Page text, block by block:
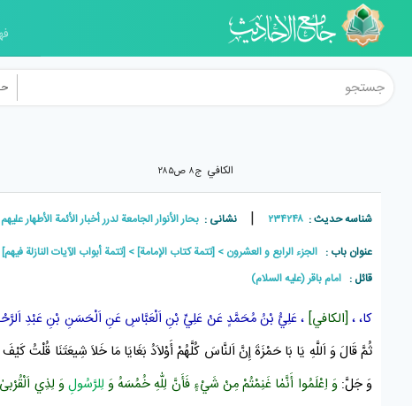
الکافي ج۸ ص۲۸۵
شناسه حدیث : ۲۳۴۲۴۸ | نشانی : بحار الأنوار الجامعة لدرر أخبار الأئمة الأطهار علیهم
عنوان باب : الجزء الرابع و العشرون [تتمة كتاب الإمامة] [تتمة أبواب الآيات النازلة فيهم]
قائل : امام باقر (علیه السلام)
كا، ، [الكافي] ،عَلِيُّ بْنُ مُحَمَّدٍ عَنْ عَلِيِّ بْنِ اَلْعَبَّاسِ عَنِ اَلْحَسَنِ بْنِ عَبْدِ
ثُمَّ قَالَ وَ اَللَّهِ يَا بَا حَمْزَةَإِنَّ اَلنَّاسَ كُلَّهُمْ أَوْلاَدُ بَغَايَا مَا خَلاَ شِيعَتَنَا قُلْتُ كَيْفَ
وَ جَلَّ:وَ اِعْلَمُوا أَنَّمٰا غَنِمْتُمْ مِنْ شَيْءٍ فَأَنَّ لِلّٰهِ خُمُسَهُ وَ لِلرَّسُولِوَ لِذِي